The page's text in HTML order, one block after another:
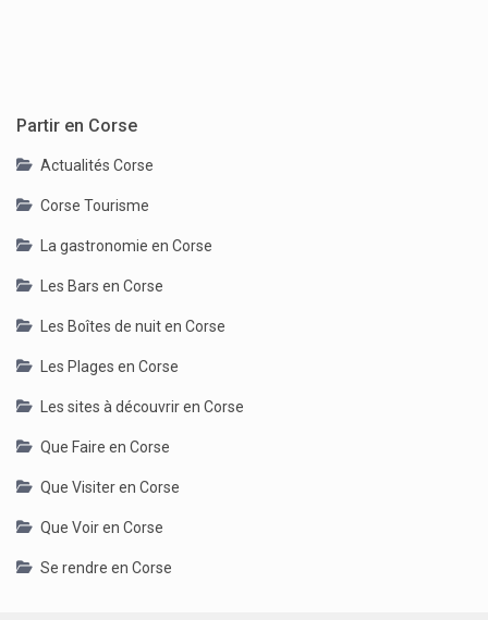
Partir en Corse
Actualités Corse
Corse Tourisme
La gastronomie en Corse
Les Bars en Corse
Les Boîtes de nuit en Corse
Les Plages en Corse
Les sites à découvrir en Corse
Que Faire en Corse
Que Visiter en Corse
Que Voir en Corse
Se rendre en Corse